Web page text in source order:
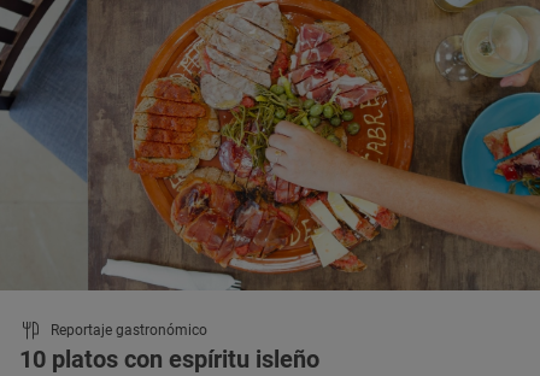
Reportaje gastronómico
10 platos con espíritu isleño